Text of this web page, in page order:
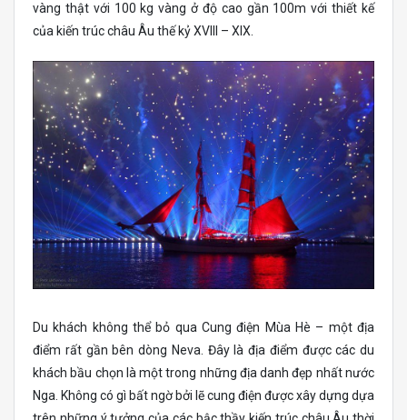
vàng thật với 100 kg vàng ở độ cao gần 100m với thiết kế
của kiến trúc châu Âu thế kỷ XVIII – XIX.
Du khách không thể bỏ qua Cung điện Mùa Hè – một địa
điểm rất gần bên dòng Neva. Đây là địa điểm được các du
khách bầu chọn là một trong những địa danh đẹp nhất nước
Nga. Không có gì bất ngờ bởi lẽ cung điện được xây dựng dựa